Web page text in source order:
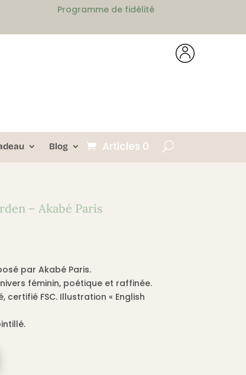
Programme de fidélité
Blog Articles 0
– Akabé Paris
par Akabé Paris.
féminin, poétique et raffinée.
FSC. Illustration « English